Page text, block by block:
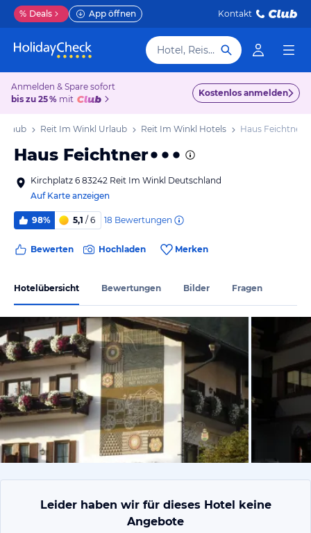
% Deals App öffnen Kontakt
Hotel, Reiseziel
Anmelden & Spare sofort
bis zu 25 % mit
Kostenlos anmelden
Reit Im Winkl Urlaub Reit Im Winkl Hotels Haus Feichtner
Haus Feichtner
Kirchplatz 6 83242 Reit Im Winkl Deutschland
Auf Karte anzeigen
98% 5,1 / 6 18 Bewertungen
Bewerten Hochladen Merken
Hotelübersicht Bewertungen Bilder Fragen
von
Leider haben wir für dieses Hotel keine
Angebote